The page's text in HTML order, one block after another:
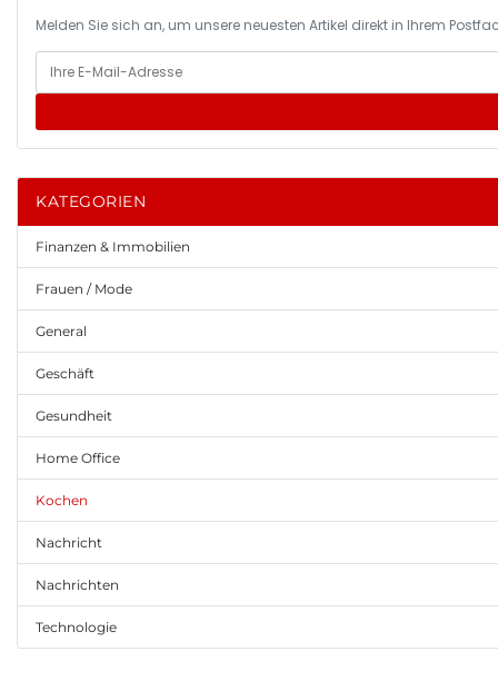
Melden Sie sich an, um unsere neuesten Artikel direkt in Ihrem
KATEGORIEN
Finanzen & Immobilien
Frauen / Mode
General
Geschäft
Gesundheit
Home Office
Kochen
Nachricht
Nachrichten
Technologie